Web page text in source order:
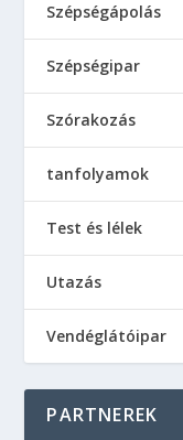
Szépségápolás
Szépségipar
Szórakozás
tanfolyamok
Test és lélek
Utazás
Vendéglátóipar
PARTNEREK